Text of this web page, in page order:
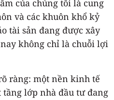
của chúng tôi là cung
và các khuôn khổ kỷ
tài sản đang được xây
không chỉ là chuỗi lợi
ràng: một nền kinh tế
lớp nhà đầu tư đang